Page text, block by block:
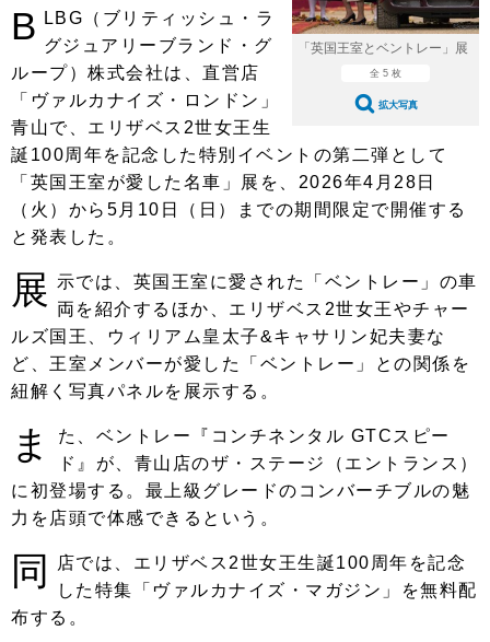
鈑金・塗装
ヘッドライト磨き コーティング
フィルム・ラッピング
小キズ直し 防錆
特集記事
ストップ 不具合修理＆粗悪修理
カーメーカー「旧車」関連プロジェ
クト
コラム
ショップ紹介
ショップレポート プロショップ検索
レストア
カーメーカー「旧車」関連プロジ
ェクト
コラム
インタビュー
イベント
イベント告知 イベントレポート
「英国王室とベントレー」展
全 5 枚
拡大写真
B
LBG（ブリティッシュ・ラ
グジュアリーブランド・グ
ループ）株式会社は、直営店
「ヴァルカナイズ・ロンドン」
青山で、エリザベス2世女王生
誕100周年を記念した特別イベントの第二弾として
「英国王室が愛した名車」展を、2026年4月28日
（火）から5月10日（日）までの期間限定で開催する
と発表した。
展 示では、英国王室に愛された「ベントレー」の車
両を紹介するほか、エリザベス2世女王やチャー
ルズ国王、ウィリアム皇太子&キャサリン妃夫妻な
ど、王室メンバーが愛した「ベントレー」との関係を
紐解く写真パネルを展示する。
ま
た、ベントレー『コンチネンタル GTCスピー
ド』が、青山店のザ・ステージ（エントランス）
に初登場する。最上級グレードのコンバーチブルの魅
力を店頭で体感できるという。
同
店では、エリザベス2世女王生誕100周年を記念
した特集「ヴァルカナイズ・マガジン」を無料配
布する。